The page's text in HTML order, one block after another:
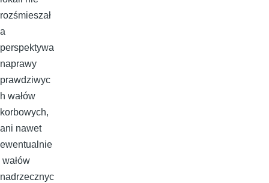
rozśmieszał
a
perspektywa
naprawy
prawdziwyc
h wałów
korbowych,
ani nawet
ewentualnie
wałów
nadrzecznyc